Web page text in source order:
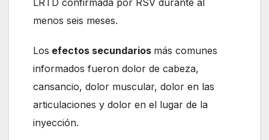
LRTD confirmada por RSV durante al
menos seis meses.
Los efectos secundarios más comunes
informados fueron dolor de cabeza,
cansancio, dolor muscular, dolor en las
articulaciones y dolor en el lugar de la
inyección.